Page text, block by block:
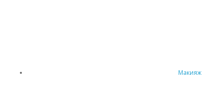
Макияж